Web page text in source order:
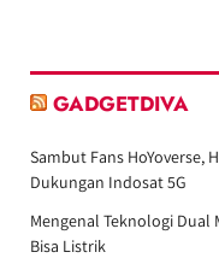
GADGETDIVA
Sambut Fans HoYoverse,
Dukungan Indosat 5G
Mengenal Teknologi Dual
Bisa Listrik